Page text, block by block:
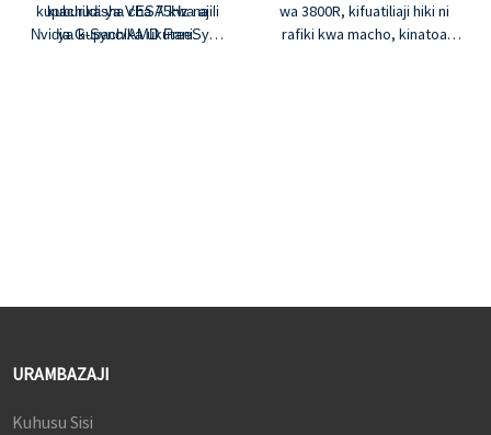
kupachika ya VESA kwa ajili
ya kupachika ukutani.
kuburudisha cha 75Hz na
Nvidia G-Sync/AMD FreeSync
wa 3800R, kifuatiliaji hiki ni
rafiki kwa macho, kinatoa
URAMBAZAJI
Kuhusu Sisi